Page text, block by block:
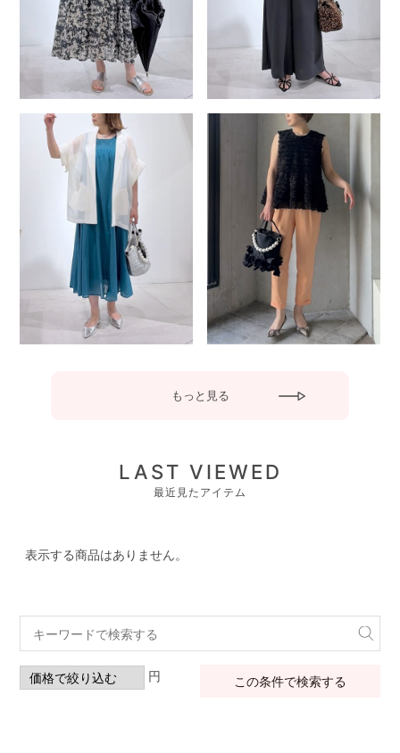
もっと見る
LAST VIEWED
最近見たアイテム
表示する商品はありません。
円 この条件で検索する